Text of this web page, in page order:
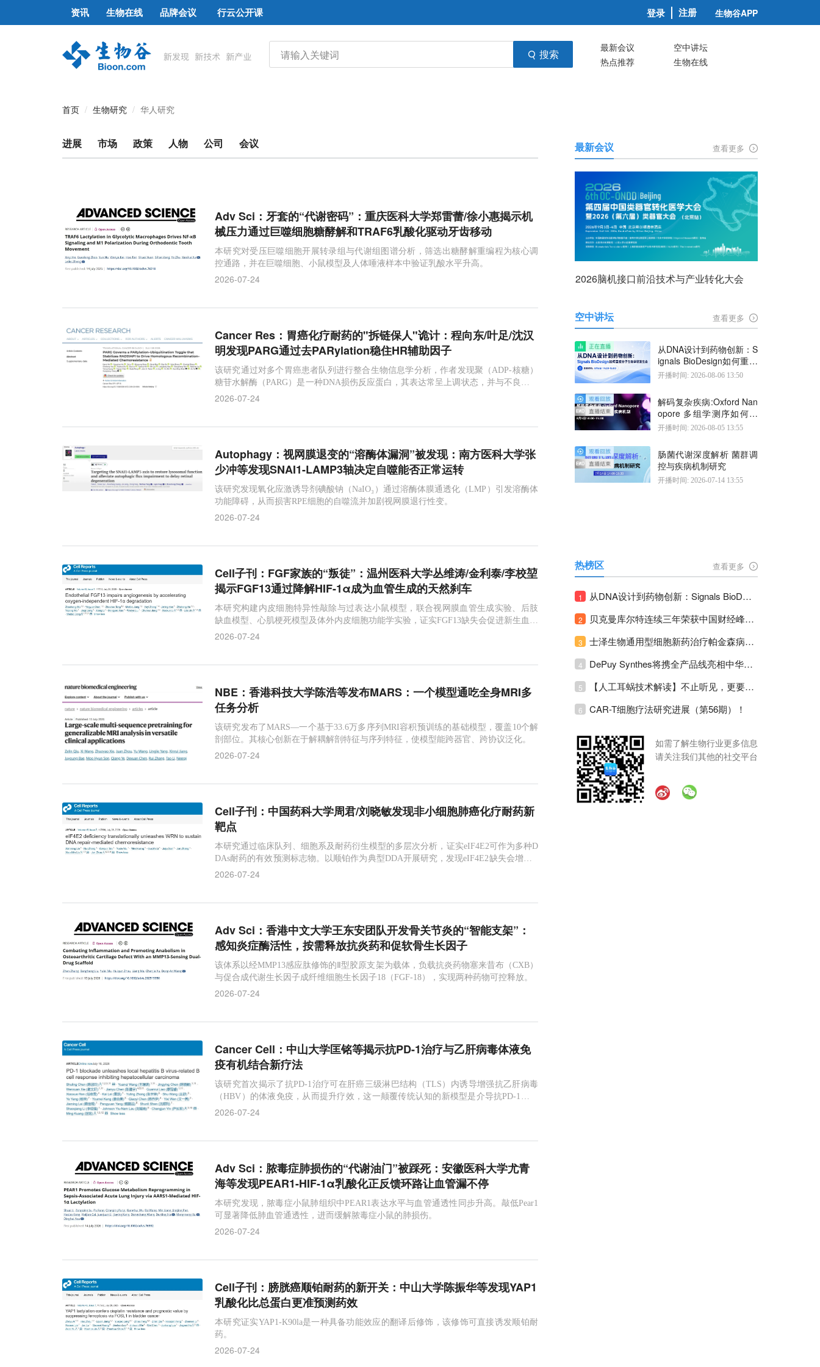
资讯 生物在线 品牌会议 行云公开课 登录 注册 生物谷APP
搜索 最新会议
空中讲坛
热点推荐
生物在线
首页 生物研究 华人研究
进展 市场 政策 人物 公司 会议
Adv Sci：牙套的“代谢密码”：重庆医科大学郑雷蕾/徐小惠揭示机
械压力通过巨噬细胞糖酵解和TRAF6乳酸化驱动牙齿移动
本研究对受压巨噬细胞开展转录组与代谢组图谱分析，筛选出糖酵解重编程为核心调
控通路，并在巨噬细胞、小鼠模型及人体唾液样本中验证乳酸水平升高。
2026-07-24
Cancer Res：胃癌化疗耐药的"拆链保人"诡计：程向东/叶足/沈汉
明发现PARG通过去PARylation稳住HR辅助因子
该研究通过对多个胃癌患者队列进行整合生物信息学分析，作者发现聚（ADP-核糖）
糖苷水解酶（PARG）是一种DNA损伤反应蛋白，其表达常呈上调状态，并与不良预后
相关。
2026-07-24
Autophagy：视网膜退变的“溶酶体漏洞”被发现：南方医科大学张
少冲等发现SNAI1-LAMP3轴决定自噬能否正常运转
该研究发现氧化应激诱导剂碘酸钠（NaIO₃）通过溶酶体膜通透化（LMP）引发溶酶体
功能障碍，从而损害RPE细胞的自噬流并加剧视网膜退行性变。
2026-07-24
Cell子刊：FGF家族的“叛徒”：温州医科大学丛维涛/金利泰/李校堃
揭示FGF13通过降解HIF-1α成为血管生成的天然刹车
本研究构建内皮细胞特异性敲除与过表达小鼠模型，联合视网膜血管生成实验、后肢
缺血模型、心肌梗死模型及体外内皮细胞功能学实验，证实FGF13缺失会促进新生血管
形成，而FGF13过表达则抑制该过程。
2026-07-24
NBE：香港科技大学陈浩等发布MARS：一个模型通吃全身MRI多
任务分析
该研究发布了MARS—一个基于33.6万多序列MRI容积预训练的基础模型，覆盖10个解
剖部位。其核心创新在于解耦解剖特征与序列特征，使模型能跨器官、跨协议泛化。
2026-07-24
Cell子刊：中国药科大学周君/刘晓敏发现非小细胞肺癌化疗耐药新
靶点
本研究通过临床队列、细胞系及耐药衍生模型的多层次分析，证实eIF4E2可作为多种D
DAs耐药的有效预测标志物。以顺铂作为典型DDA开展研究，发现eIF4E2缺失会增强D
NA修复能力并诱导化疗耐药。
2026-07-24
Adv Sci：香港中文大学王东安团队开发骨关节炎的“智能支架”：
感知炎症酶活性，按需释放抗炎药和促软骨生长因子
该体系以经MMP13感应肽修饰的Ⅱ型胶原支架为载体，负载抗炎药物塞来昔布（CXB）
与促合成代谢生长因子成纤维细胞生长因子18（FGF-18），实现两种药物可控释放。
2026-07-24
Cancer Cell：中山大学匡铭等揭示抗PD-1治疗与乙肝病毒体液免
疫有机结合新疗法
该研究首次揭示了抗PD-1治疗可在肝癌三级淋巴结构（TLS）内诱导增强抗乙肝病毒
（HBV）的体液免疫，从而提升疗效，这一颠覆传统认知的新模型是介导抗PD-1治疗
肝细胞癌的全新B细胞响应机制。
2026-07-24
Adv Sci：脓毒症肺损伤的“代谢油门”被踩死：安徽医科大学尤青
海等发现PEAR1-HIF-1α乳酸化正反馈环路让血管漏不停
本研究发现，脓毒症小鼠肺组织中PEAR1表达水平与血管通透性同步升高。敲低Pear1
可显著降低肺血管通透性，进而缓解脓毒症小鼠的肺损伤。
2026-07-24
Cell子刊：膀胱癌顺铂耐药的新开关：中山大学陈振华等发现YAP1
乳酸化比总蛋白更准预测药效
本研究证实YAP1-K90la是一种具备功能效应的翻译后修饰，该修饰可直接诱发顺铂耐
药。
2026-07-24
最新会议 查看更多
2026脑机接口前沿技术与产业转化大会
空中讲坛 查看更多
从DNA设计到药物创新：S
ignals BioDesign如何重塑
分子生物学研发生态
开播时间: 2026-08-06 13:50
解码复杂疾病:Oxford Nan
opore 多组学测序如何揭
示疾病机制
开播时间: 2026-08-05 13:55
肠菌代谢深度解析 菌群调
控与疾病机制研究
开播时间: 2026-07-14 13:55
热榜区 查看更多
1 从DNA设计到药物创新：Signals BioDesign如何重塑分子生物学研发生态！
2 贝克曼库尔特连续三年荣获中国财经峰会三项大奖！
3 士泽生物通用型细胞新药治疗帕金森病注册临床II期全部入组完成！
4 DePuy Synthes将携全产品线亮相中华医学会运动医疗分会大会，加码布局中国运动医学创新赛道！
5 【人工耳蜗技术解读】不止听见，更要听见未来 ---- 智能耳蜗，开启人工耳蜗技术新纪元！
6 CAR-T细胞疗法研究进展（第56期）！
如需了解生物行业更多信息
请关注我们其他的社交平台